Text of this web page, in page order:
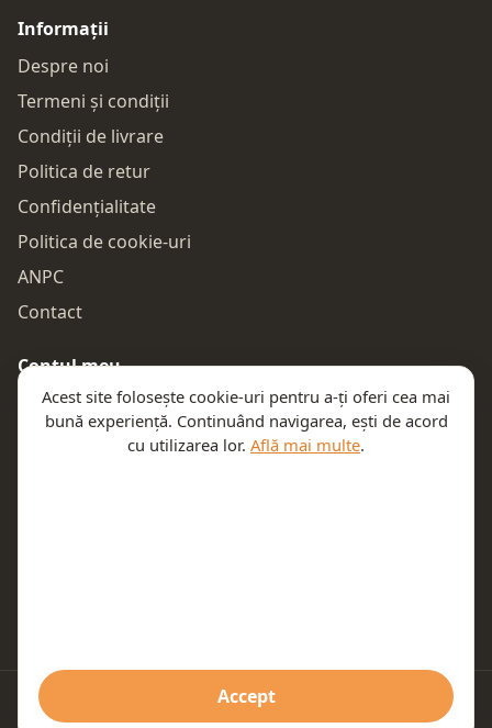
Informații
Despre noi
Termeni și condiții
Condiții de livrare
Politica de retur
Confidențialitate
Politica de cookie-uri
ANPC
Contact
Contul meu
Autentificare
Comenzile mele
© 2026 Teeny. Toate drepturile rezervate.
Acest site folosește cookie-uri pentru a-ți oferi cea mai
bună experiență. Continuând navigarea, ești de acord
cu utilizarea lor. Află mai multe.
Accept